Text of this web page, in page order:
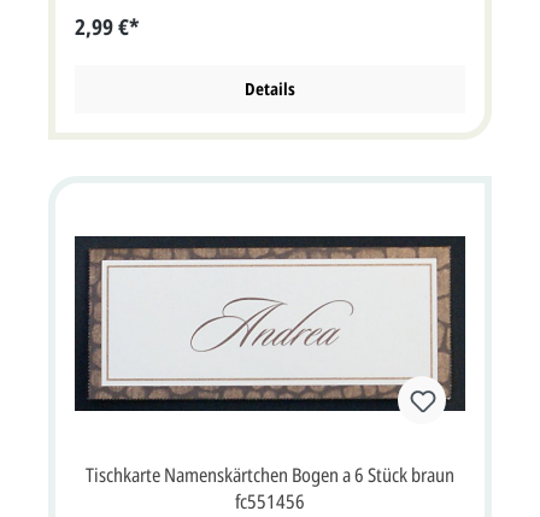
passendem, elfenbeinfarbenem Briefumschlag geliefert.
Formates mit erhöhtem Postporto frankiert werden.
bei dieser Karte ist braun oder schwarz.
2,99 €*
Details
Tischkarte Namenskärtchen Bogen a 6 Stück braun
fc551456